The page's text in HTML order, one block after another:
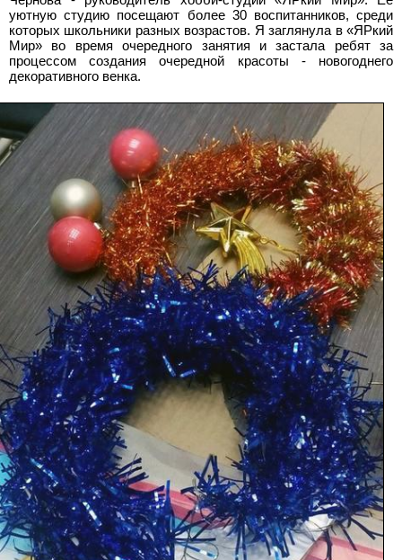
уютную студию посещают более 30 воспитанников, среди
которых школьники разных возрастов. Я заглянула в «ЯРкий
Мир» во время очередного занятия и застала ребят за
процессом создания очередной красоты - новогоднего
декоративного венка.